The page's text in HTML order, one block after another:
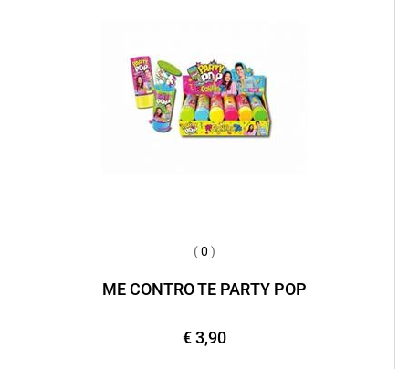
(0 )
ME CONTRO TE PARTY POP
€ 3,90